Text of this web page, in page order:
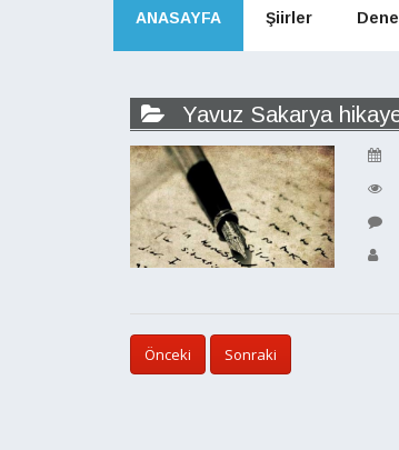
ANASAYFA Şiirler
Yavuz Sakarya
Önceki Sonraki